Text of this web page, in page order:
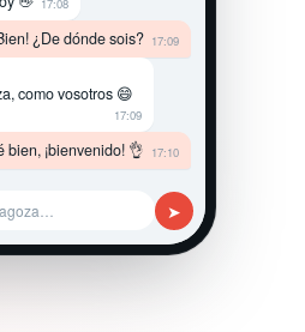
17:08
¿De dónde sois? 17:09
como vosotros 😄
17:09
bien, ¡bienvenido! 👌 17:10
➤